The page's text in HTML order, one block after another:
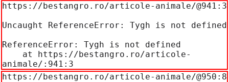
https://bestangro.ro/articole-animale/@941:3
Uncaught ReferenceError: Tygh is not defined
ReferenceError: Tygh is not defined
animale/:941:3
https://bestangro.ro/articole-animale/@950:8